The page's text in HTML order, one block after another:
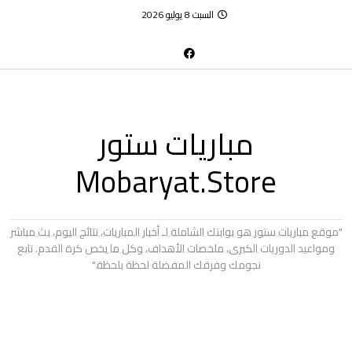
السبت 8 يوليو 2026
مباريات ستور
Mobaryat.Store
"موقع مباريات ستور هو بوابتك الشاملة لـ أخبار المباريات، نتائج اليوم، بث مباشر
ومواعيد الدوريات الكبرى، ملخصات الأهداف، وكل ما يخص كرة القدم. تابع
نجومك وفرقك المفضلة لحظة بلحظة."